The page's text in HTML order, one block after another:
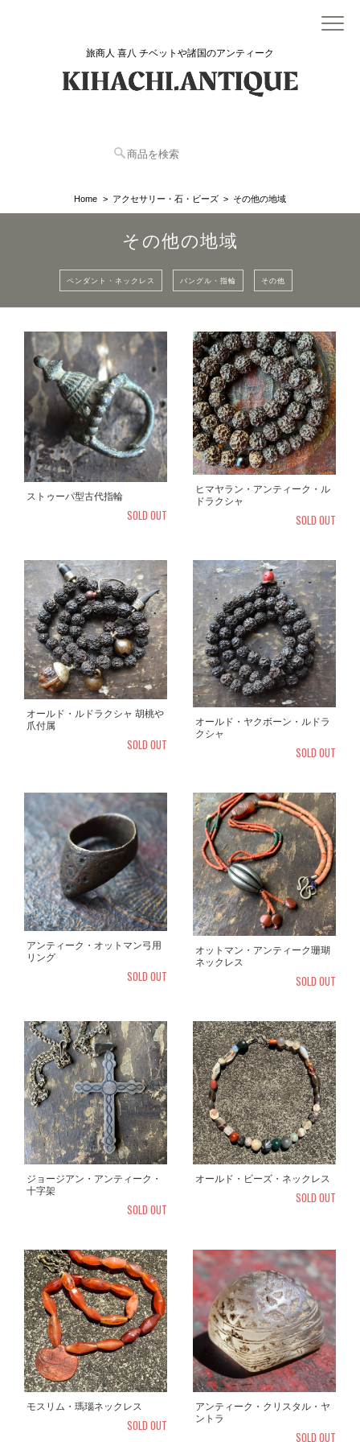
旅商人 喜八 チベットや諸国のアンティーク
Home アクセサリー・石・ビーズ その他の地域
その他の地域
ペンダント・ネックレス バングル・指輪 その他
ストゥーパ型古代指輪
SOLD OUT
ヒマヤラン・アンティーク・ル
ドラクシャ
SOLD OUT
オールド・ルドラクシャ 胡桃や
爪付属
SOLD OUT
オールド・ヤクボーン・ルドラ
クシャ
SOLD OUT
アンティーク・オットマン弓用
リング
SOLD OUT
オットマン・アンティーク珊瑚
ネックレス
SOLD OUT
ジョージアン・アンティーク・
十字架
SOLD OUT
オールド・ビーズ・ネックレス
SOLD OUT
モスリム・瑪瑙ネックレス
SOLD OUT
アンティーク・クリスタル・ヤ
ントラ
SOLD OUT